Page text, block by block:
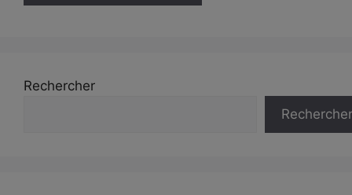
Rechercher
Rechercher